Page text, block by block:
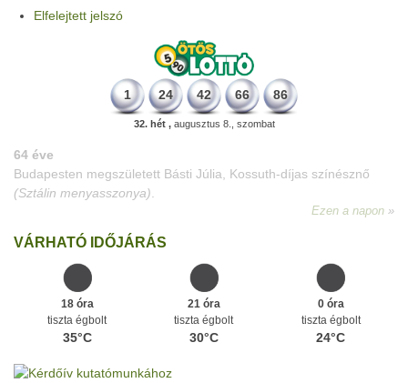
Elfelejtett jelszó
1 24 42 66 86
32. hét ,augusztus 8., szombat
64 éve
Budapesten megszületett Básti Júlia, Kossuth-díjas színésznő
(Sztálin menyasszonya)
Ezen a napon
VÁRHATÓ IDŐJÁRÁS
18 óra
tiszta égbolt
35°C
21 óra
tiszta égbolt
30°C
0 óra
tiszta égbolt
24°C